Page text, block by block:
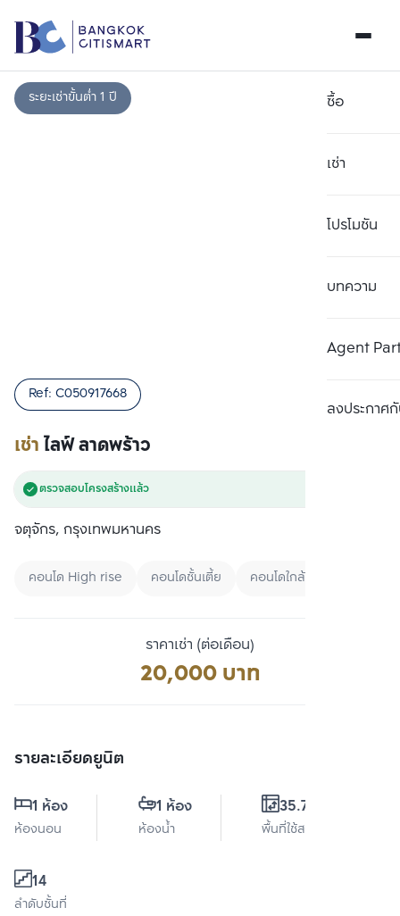
ซื้อ
เช่า
โปรโมชัน
บทความ
Agent
ลงประกาศกั
ระยะเช่าขั้นต่ำ 1 ปี
เช่าไลฟ์ ลาดพร้าว
Ref: C050917668
ตรวจสอบโครงสร้างแล้ว
จตุจักร, กรุงเทพมหานคร
คอนโด High rise คอนโดชั้นเตี้ย คอนโดใกล้สวน
ราคาเช่า (ต่อเดือน)
20,000 บาท
รายละเอียดยูนิต
1 ห้อง
ห้องนอน
1 ห้อง
ห้องน้ำ
35.78 ตร.ม.
พื้นที่ใช้สอย
14
ลำดับชั้นที่
เปรียบเทียบ